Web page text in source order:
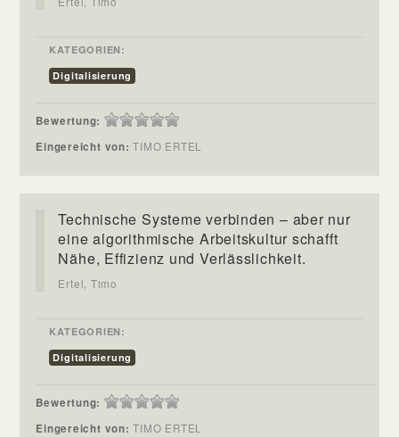
KATEGORIEN:
Digitalisierung
Bewertung:
Eingereicht von:TIMO ERTEL
Technische Systeme verbinden – aber nur
eine algorithmische Arbeitskultur schafft
Nähe, Effizienz und Verlässlichkeit.
Ertel, Timo
KATEGORIEN:
Digitalisierung
Bewertung:
Eingereicht von:TIMO ERTEL